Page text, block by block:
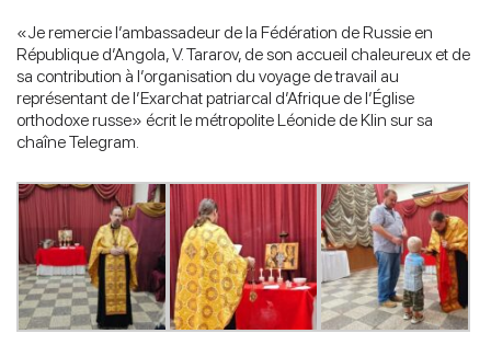
«Je remercie l’ambassadeur de la Fédération de Russie en
République d’Angola, V. Tararov, de son accueil chaleureux et de
sa contribution à l’organisation du voyage de travail au
représentant de l’Exarchat patriarcal d’Afrique de l’Église
orthodoxe russe» écrit le métropolite Léonide de Klin sur sa
chaîne Telegram.